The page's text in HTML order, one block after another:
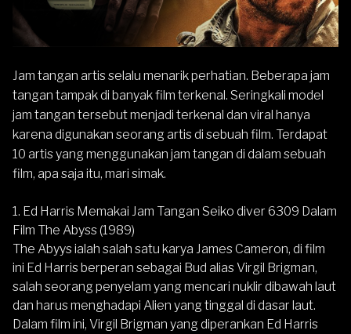
Jam tangan artis selalu menarik perhatian. Beberapa jam
tangan tampak di banyak film terkenal. Seringkali model
jam tangan tersebut menjadi terkenal dan viral hanya
karena digunakan seorang artis di sebuah film. Terdapat
10 artis yang menggunakan jam tangan di dalam sebuah
film, apa saja itu, mari simak.
1. Ed Harris Memakai Jam Tangan Seiko diver 6309 Dalam
Film The Abyss (1989)
The Abyys ialah salah satu karya James Cameron, di film
ini Ed Harris berperan sebagai Bud alias Virgil Brigman,
salah seorang penyelam yang mencari nuklir dibawah laut
dan harus menghadapi Alien yang tinggal di dasar laut.
Dalam film ini, Virgil Brigman yang diperankan Ed Harris